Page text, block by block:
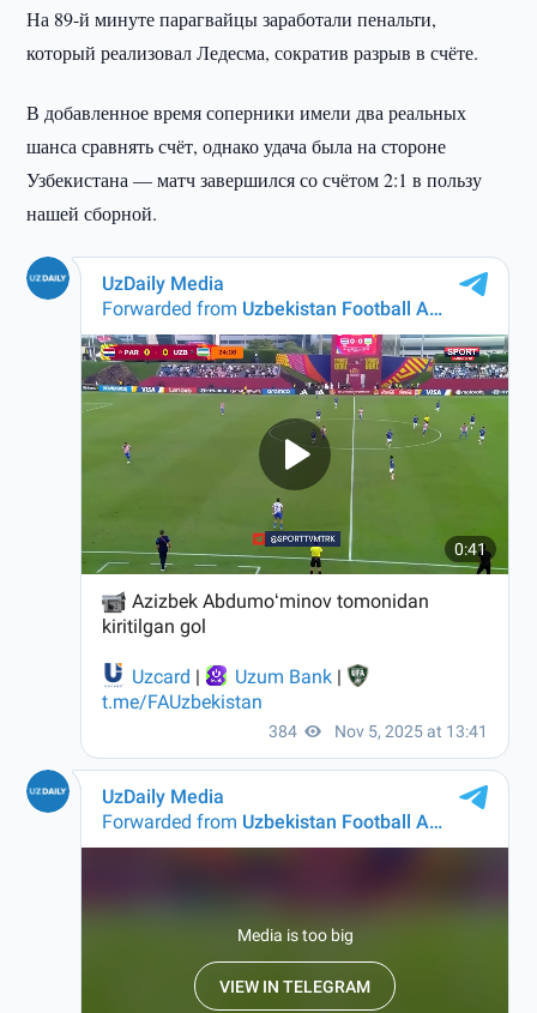
На 89-й минуте парагвайцы заработали пенальти,
который реализовал Ледесма, сократив разрыв в счёте.
В добавленное время соперники имели два реальных
шанса сравнять счёт, однако удача была на стороне
Узбекистана — матч завершился со счётом 2:1 в пользу
нашей сборной.